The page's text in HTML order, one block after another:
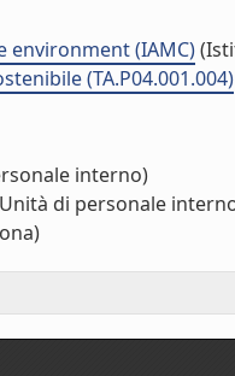
(IAMC)
(TA.P04.001.004)
interno)
di personale